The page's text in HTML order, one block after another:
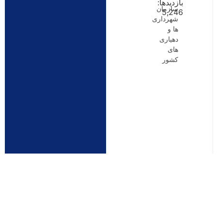
بازدیدها:
5,246
سازمان
شهرداری
دهیاری
کشور